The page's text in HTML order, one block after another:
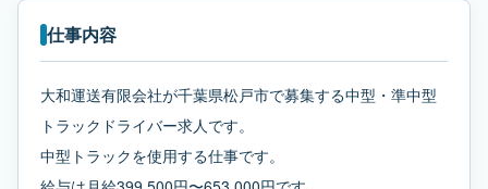
仕事内容
大和運送有限会社が千葉県松戸市で募集する中型・準中型
トラックドライバー求人です。
中型トラックを使用する仕事です。